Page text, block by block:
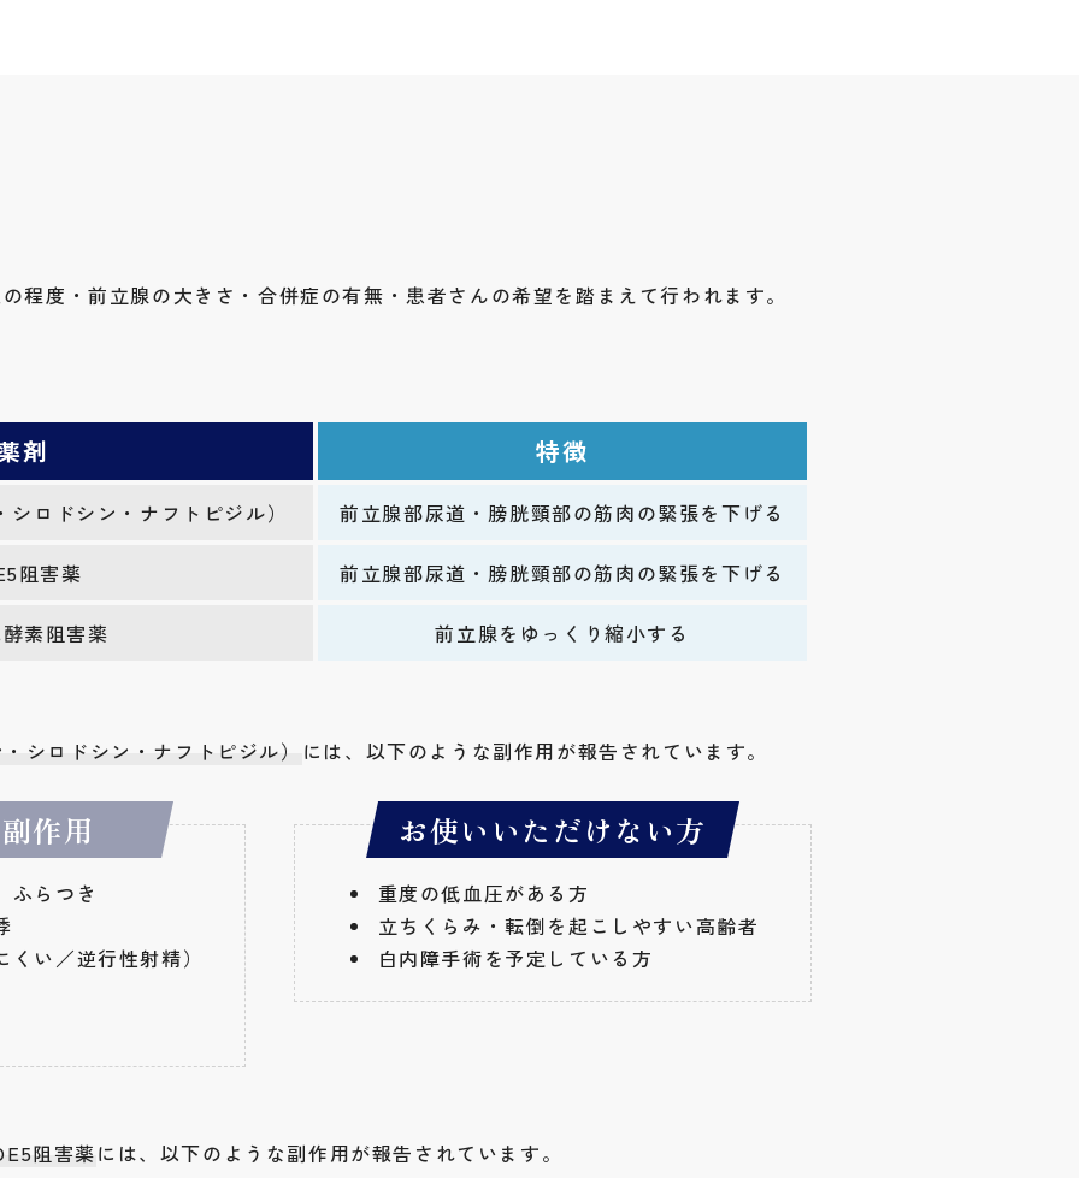
程度・前立腺の大きさ・合併症の有無・患者さんの希望を踏まえて行われます。
剤 特徴
ロドシン・ナフトピジル） 前立腺部尿道・膀胱頸部の筋肉の緊張を下げる
阻害薬 前立腺部尿道・膀胱頸部の筋肉の緊張を下げる
素阻害薬 前立腺をゆっくり縮小する
シロドシン・ナフトピジル） には、以下のような副作用が報告されています。
作用
ふらつき
い／逆行性射精）
お使いいただけない方
重度の低血圧がある方
立ちくらみ・転倒を起こしやすい高齢者
白内障手術を予定している方
阻害薬には、 以下のような副作用が報告されています。